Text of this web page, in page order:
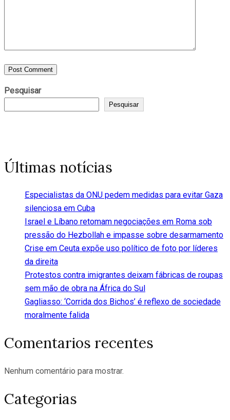
Pesquisar
Pesquisar
Últimas notícias
Especialistas da ONU pedem medidas para evitar Gaza
silenciosa em Cuba
Israel e Líbano retomam negociações em Roma sob
pressão do Hezbollah e impasse sobre desarmamento
Crise em Ceuta expõe uso político de foto por líderes
da direita
Protestos contra imigrantes deixam fábricas de roupas
sem mão de obra na África do Sul
Gagliasso: ‘Corrida dos Bichos’ é reflexo de sociedade
moralmente falida
Comentarios recentes
Nenhum comentário para mostrar.
Categorias